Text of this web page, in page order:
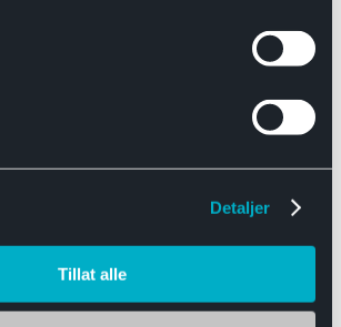
Detaljer
Tillat alle